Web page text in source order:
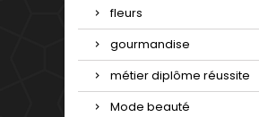
fleurs
gourmandise
métier diplôme réussite
Mode beauté